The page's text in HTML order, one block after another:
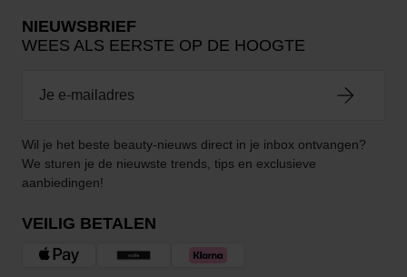
NIEUWSBRIEF
WEES ALS EERSTE OP DE HOOGTE
Wil je het beste beauty-nieuws direct in je inbox ontvangen?
We sturen je de nieuwste trends, tips en exclusieve
aanbiedingen!
VEILIG BETALEN